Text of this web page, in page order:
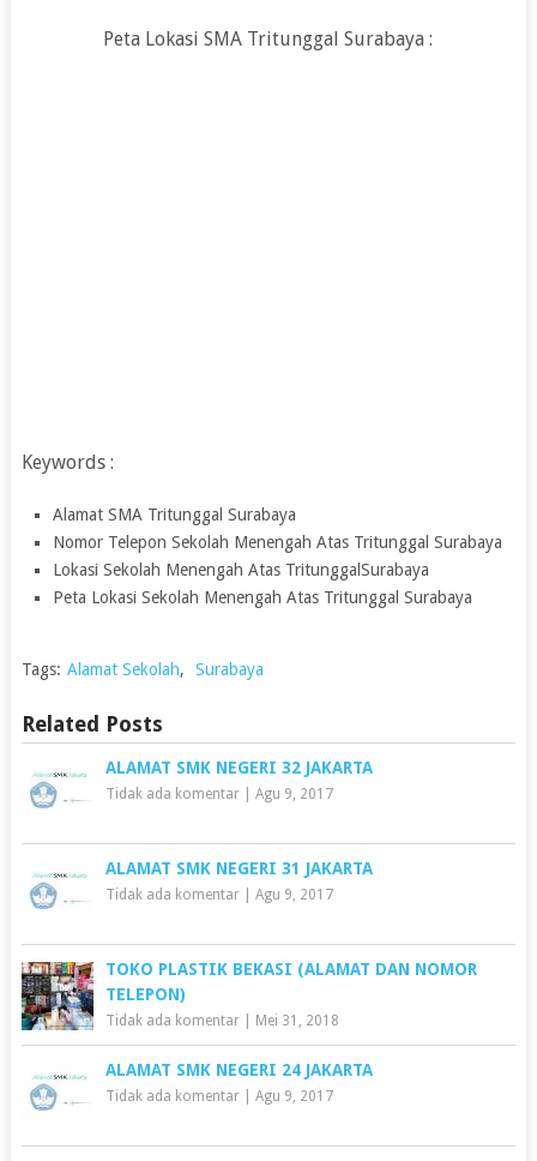
Peta Lokasi SMA Tritunggal Surabaya :
Keywords :
Alamat SMA Tritunggal Surabaya
Nomor Telepon Sekolah Menengah Atas Tritunggal Surabaya
Lokasi Sekolah Menengah Atas TritunggalSurabaya
Peta Lokasi Sekolah Menengah Atas Tritunggal Surabaya
Tags: Alamat Sekolah, Surabaya
Related Posts
ALAMAT SMK NEGERI 32 JAKARTA
Tidak ada komentar| Agu 9, 2017
ALAMAT SMK NEGERI 31 JAKARTA
Tidak ada komentar| Agu 9, 2017
TOKO PLASTIK BEKASI (ALAMAT DAN NOMOR
TELEPON)
Tidak ada komentar| Mei 31, 2018
ALAMAT SMK NEGERI 24 JAKARTA
Tidak ada komentar| Agu 9, 2017